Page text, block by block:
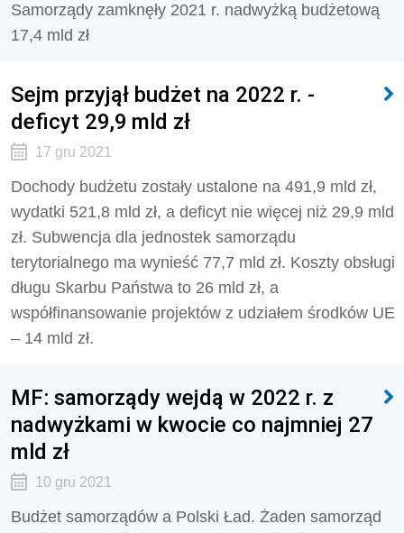
Samorządy zamknęły 2021 r. nadwyżką budżetową
17,4 mld zł
Sejm przyjął budżet na 2022 r. -
deficyt 29,9 mld zł
17 gru 2021
Dochody budżetu zostały ustalone na 491,9 mld zł,
wydatki 521,8 mld zł, a deficyt nie więcej niż 29,9 mld
zł. Subwencja dla jednostek samorządu
terytorialnego ma wynieść 77,7 mld zł. Koszty obsługi
długu Skarbu Państwa to 26 mld zł, a
współfinansowanie projektów z udziałem środków UE
– 14 mld zł.
MF: samorządy wejdą w 2022 r. z
nadwyżkami w kwocie co najmniej 27
mld zł
10 gru 2021
Budżet samorządów a Polski Ład. Żaden samorząd